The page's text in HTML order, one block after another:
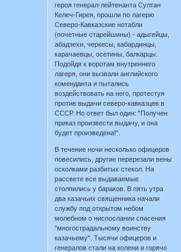
героя генерал-лейтенанта Султан
Келеч-Гирея, прошли по лагерю
Северо-Кавказские нотабли
(почетные старейшины) - адыгейцы,
абадзехи, черкесы, кабардинцы,
карачаевцы, осетины, балкарцы.
Подойдя к воротам внутреннего
лагеря, они вызвали английского
коменданта и пытались
воздействовать на него, протестуя
против выдачи северо-кавказцев в
СССР. Но ответ был один: "Получен
приказ произвести выдачу, и она
будет произведена!".
В течение ночи несколько офицеров
повесились, другие перерезали вены
осколками разбитых стекол. На
рассвете все выдаваемые
столпились у бараков. В пять утра
два казачьих священника начали
службу под открытом небом
молебном о ниспослании спасения
"многострадальному воинству
казачьему". Тысячи офицеров и
генералов стали на колени и горячо